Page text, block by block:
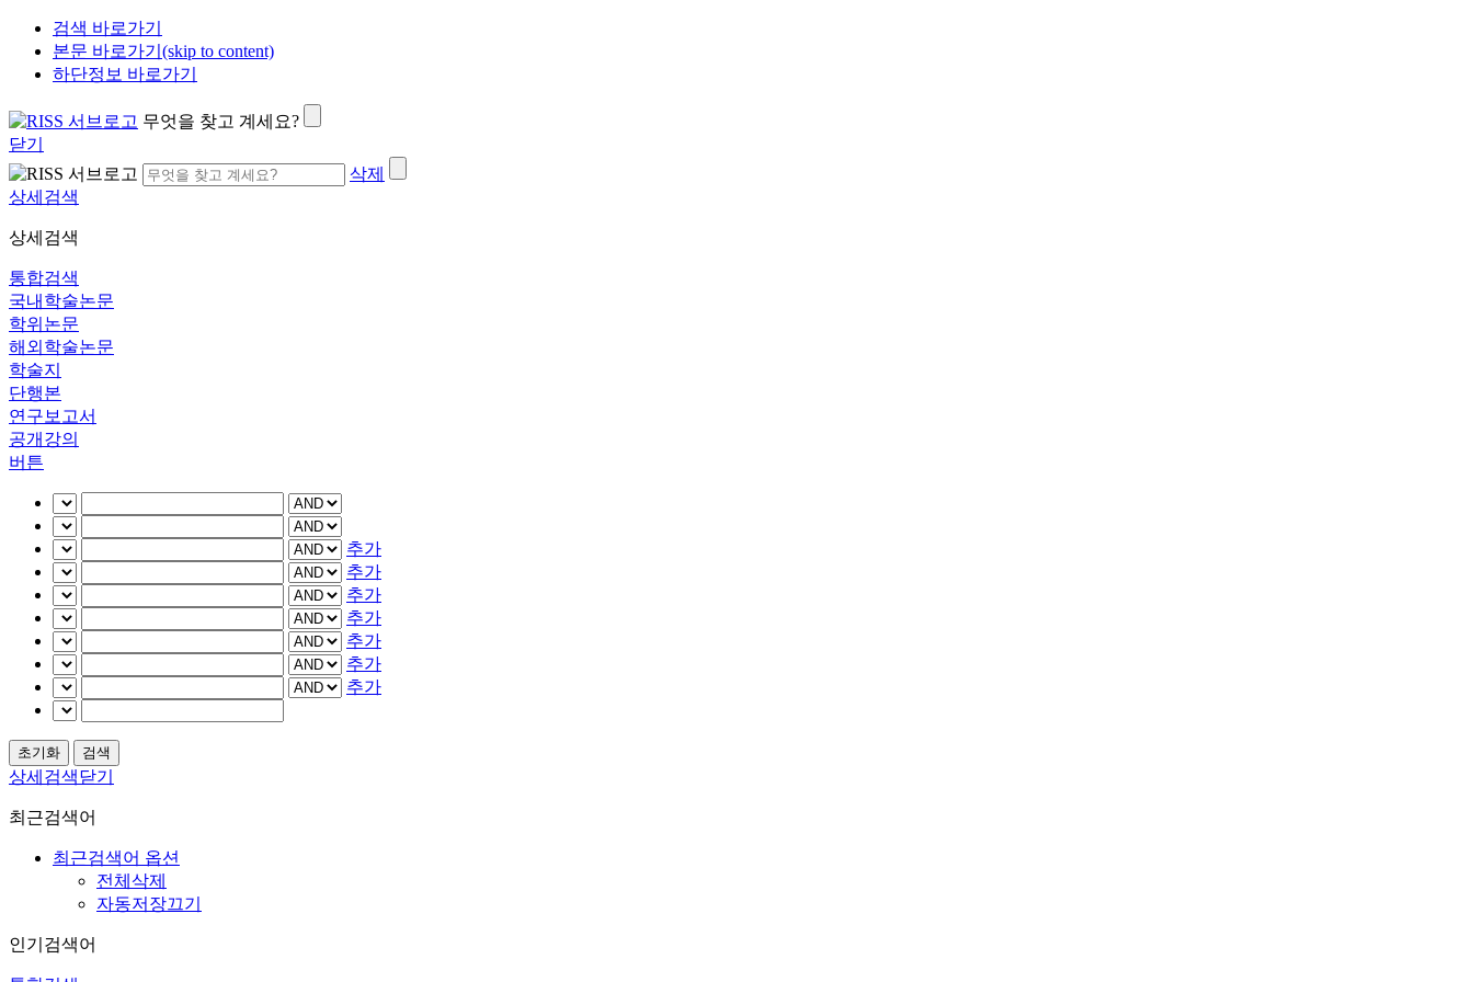
검색 바로가기
본문 바로가기(skip to content)
하단정보 바로가기
무엇을 찾고 계세요?
닫기
삭제
상세검색
상세검색
통합검색
국내학술논문
학위논문
해외학술논문
학술지
단행본
연구보고서
공개강의
버튼
추가
추가
추가
추가
추가
추가
추가
상세검색닫기
최근검색어
최근검색어 옵션
전체삭제
자동저장끄기
인기검색어